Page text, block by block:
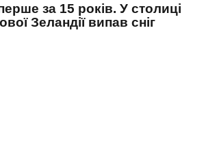
за 15 років. У столиці
Зеландії випав сніг